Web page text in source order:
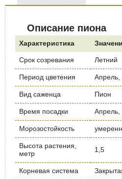
Описание пиона
Характеристика
Срок созревания Летний
Период цветения
Вид саженца Пион
Время посадки
Морозостойкость
Высота растения,
метр
1,5
Корневая система